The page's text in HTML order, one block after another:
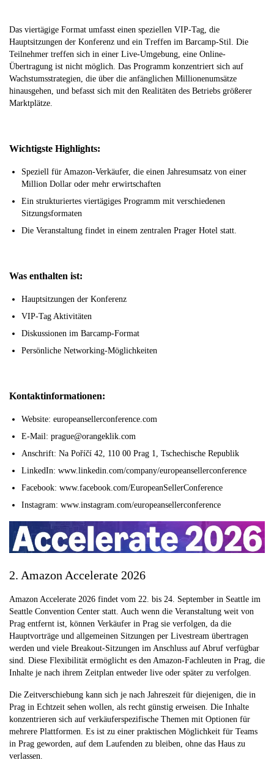
Das viertägige Format umfasst einen speziellen VIP-Tag, die
Hauptsitzungen der Konferenz und ein Treffen im Barcamp-Stil. Die
Teilnehmer treffen sich in einer Live-Umgebung, eine Online-
Übertragung ist nicht möglich. Das Programm konzentriert sich auf
Wachstumsstrategien, die über die anfänglichen Millionenumsätze
hinausgehen, und befasst sich mit den Realitäten des Betriebs größerer
Marktplätze.
Wichtigste Highlights:
Speziell für Amazon-Verkäufer, die einen Jahresumsatz von einer
Million Dollar oder mehr erwirtschaften
Ein strukturiertes viertägiges Programm mit verschiedenen
Sitzungsformaten
Die Veranstaltung findet in einem zentralen Prager Hotel statt.
Was enthalten ist:
Hauptsitzungen der Konferenz
VIP-Tag Aktivitäten
Diskussionen im Barcamp-Format
Persönliche Networking-Möglichkeiten
Kontaktinformationen:
Website: europeansellerconference.com
E-Mail: prague@orangeklik.com
Anschrift: Na Poříčí 42, 110 00 Prag 1, Tschechische Republik
LinkedIn: www.linkedin.com/company/europeansellerconference
Facebook: www.facebook.com/EuropeanSellerConference
Instagram: www.instagram.com/europeansellerconference
2. Amazon Accelerate 2026
Amazon Accelerate 2026 findet vom 22. bis 24. September in Seattle im
Seattle Convention Center statt. Auch wenn die Veranstaltung weit von
Prag entfernt ist, können Verkäufer in Prag sie verfolgen, da die
Hauptvorträge und allgemeinen Sitzungen per Livestream übertragen
werden und viele Breakout-Sitzungen im Anschluss auf Abruf verfügbar
sind. Diese Flexibilität ermöglicht es den Amazon-Fachleuten in Prag, die
Inhalte je nach ihrem Zeitplan entweder live oder später zu verfolgen.
Die Zeitverschiebung kann sich je nach Jahreszeit für diejenigen, die in
Prag in Echtzeit sehen wollen, als recht günstig erweisen. Die Inhalte
konzentrieren sich auf verkäuferspezifische Themen mit Optionen für
mehrere Plattformen. Es ist zu einer praktischen Möglichkeit für Teams
in Prag geworden, auf dem Laufenden zu bleiben, ohne das Haus zu
verlassen.